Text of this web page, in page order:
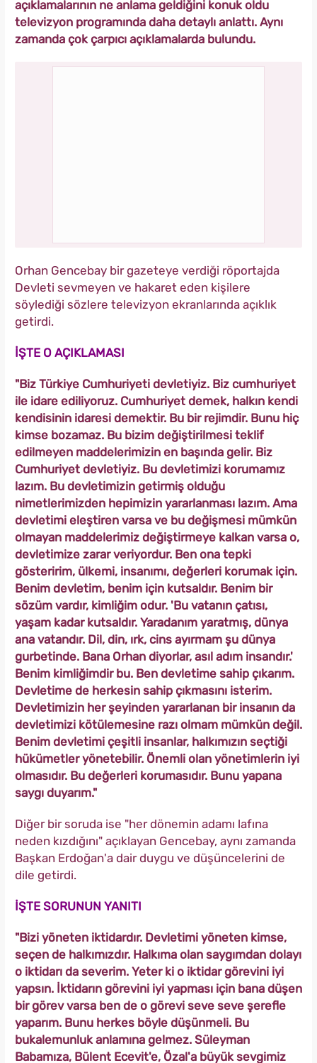
açıklamalarının ne anlama geldiğini konuk oldu
televizyon programında daha detaylı anlattı. Aynı
zamanda çok çarpıcı açıklamalarda bulundu.
Orhan Gencebay bir gazeteye verdiği röportajda
Devleti sevmeyen ve hakaret eden kişilere
söylediği sözlere televizyon ekranlarında açıklık
getirdi.
İŞTE O AÇIKLAMASI
"Biz Türkiye Cumhuriyeti devletiyiz. Biz cumhuriyet
ile idare ediliyoruz. Cumhuriyet demek, halkın kendi
kendisinin idaresi demektir. Bu bir rejimdir. Bunu hiç
kimse bozamaz. Bu bizim değiştirilmesi teklif
edilmeyen maddelerimizin en başında gelir. Biz
Cumhuriyet devletiyiz. Bu devletimizi korumamız
lazım. Bu devletimizin getirmiş olduğu
nimetlerimizden hepimizin yararlanması lazım. Ama
devletimi eleştiren varsa ve bu değişmesi mümkün
olmayan maddelerimiz değiştirmeye kalkan varsa o,
devletimize zarar veriyordur. Ben ona tepki
gösteririm, ülkemi, insanımı, değerleri korumak için.
Benim devletim, benim için kutsaldır. Benim bir
sözüm vardır, kimliğim odur. 'Bu vatanın çatısı,
yaşam kadar kutsaldır. Yaradanım yaratmış, dünya
ana vatandır. Dil, din, ırk, cins ayırmam şu dünya
gurbetinde. Bana Orhan diyorlar, asıl adım insandır.'
Benim kimliğimdir bu. Ben devletime sahip çıkarım.
Devletime de herkesin sahip çıkmasını isterim.
Devletimizin her şeyinden yararlanan bir insanın da
devletimizi kötülemesine razı olmam mümkün değil.
Benim devletimi çeşitli insanlar, halkımızın seçtiği
hükümetler yönetebilir. Önemli olan yönetimlerin iyi
olmasıdır. Bu değerleri korumasıdır. Bunu yapana
saygı duyarım."
Diğer bir soruda ise "her dönemin adamı lafına
neden kızdığını" açıklayan Gencebay, aynı zamanda
Başkan Erdoğan'a dair duygu ve düşüncelerini de
dile getirdi.
İŞTE SORUNUN YANITI
"Bizi yöneten iktidardır. Devletimi yöneten kimse,
seçen de halkımızdır. Halkıma olan saygımdan dolayı
o iktidarı da severim. Yeter ki o iktidar görevini iyi
yapsın. İktidarın görevini iyi yapması için bana düşen
bir görev varsa ben de o görevi seve seve şerefle
yaparım. Bunu herkes böyle düşünmeli. Bu
bukalemunluk anlamına gelmez. Süleyman
Babamıza, Bülent Ecevit'e, Özal'a büyük sevgimiz